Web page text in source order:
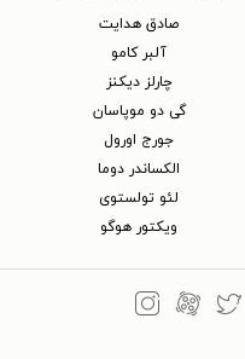
صادق هدایت
آلبر کامو
چارلز دیکنز
گی دو موپاسان
جورج اورول
الکساندر دوما
لئو تولستوی
ویکتور هوگو